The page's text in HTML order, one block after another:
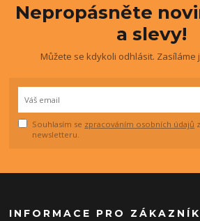
Nepropásněte
a slevy!
Můžete se kdykoli odhlásit. Zasíláme
Souhlasím se zpracováním osobních údajů
newsletteru.
INFORMACE PRO